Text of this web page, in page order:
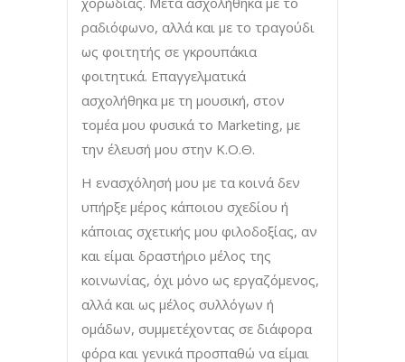
ραδιόφωνο, αλλά και με το τραγούδι
ως φοιτητής σε γκρουπάκια
φοιτητικά. Επαγγελματικά
ασχολήθηκα με τη μουσική, στον
τομέα μου φυσικά το Marketing, με
την έλευσή μου στην Κ.Ο.Θ.
Η ενασχόλησή μου με τα κοινά δεν
υπήρξε μέρος κάποιου σχεδίου ή
κάποιας σχετικής μου φιλοδοξίας, αν
και είμαι δραστήριο μέλος της
κοινωνίας, όχι μόνο ως εργαζόμενος,
αλλά και ως μέλος συλλόγων ή
ομάδων, συμμετέχοντας σε διάφορα
φόρα και γενικά προσπαθώ να είμαι